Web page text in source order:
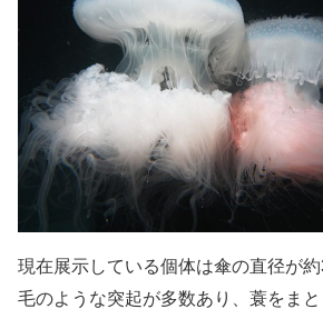
現在展示している個体は傘の直径が約
毛のような突起が多数あり、蓑をま